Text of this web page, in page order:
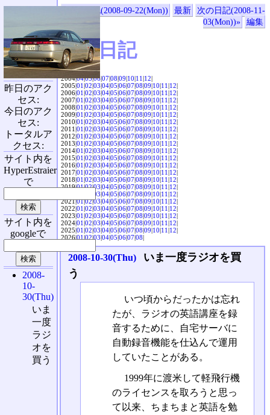
«前の日記(2008-09-22(Mon)) 最新
次の日記(2008-11-
03(Mon))»
編集
SVX日記
2004|04|05|06|07|08|09|10|11|12|
2005|01|02|03|04|05|06|07|08|09|10|11|12|
2006|01|02|03|04|05|06|07|08|09|10|11|12|
2007|01|02|03|04|05|06|07|08|09|10|11|12|
2008|01|02|03|04|05|06|07|08|09|10|11|12|
2009|01|02|03|04|05|06|07|08|09|10|11|12|
2010|01|02|03|04|05|06|07|08|09|10|11|12|
2011|01|02|03|04|05|06|07|08|09|10|11|12|
2012|01|02|03|04|05|06|07|08|09|10|11|12|
2013|01|02|03|04|05|06|07|08|09|10|11|12|
2014|01|02|03|04|05|06|07|08|09|10|11|12|
2015|01|02|03|04|05|06|07|08|09|10|11|12|
2016|01|02|03|04|05|06|07|08|09|10|11|12|
2017|01|02|03|04|05|06|07|08|09|10|11|12|
2018|01|02|03|04|05|06|07|08|09|10|11|12|
2019|01|02|03|04|05|06|07|08|09|10|11|12|
03|04|05|06|07|08|09|10|11|12|
2021|01|02|03|04|05|06|07|08|09|10|11|12|
2022|01|02|03|04|05|06|07|08|09|10|11|12|
2023|01|02|03|04|05|06|07|08|09|10|11|12|
2024|01|02|03|04|05|06|07|08|09|10|11|12|
2025|01|02|03|04|05|06|07|08|09|10|11|12|
2026|01|02|03|04|05|06|07|08|
2008-10-30(Thu)
いま一度ラジオを買
う
いつ頃からだったかは忘れ
たが、ラジオの英語講座を録
音するために、自宅サーバに
自動録音機能を仕込んで運用
していたことがある。
1999年に渡米して軽飛行機
のライセンスを取ろうと思っ
て以来、ちまちまと英語を勉
昨日のアク
セス:
今日のアク
セス:
トータルア
クセス:
サイト内を
HyperEstraier
で
サイト内を
googleで
2008-
10-
30(Thu)
いま
一度
ラジ
オを
買う